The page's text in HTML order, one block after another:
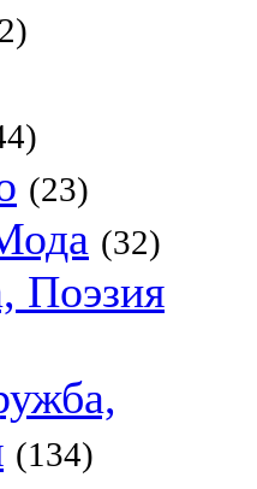
(23)
(32)
Поэзия
(134)